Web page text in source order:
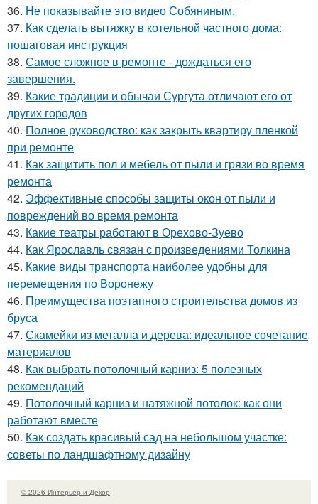
36. Не показывайте это видео Собяниным.
37. Как сделать вытяжку в котельной частного дома:
пошаговая инструкция
38. Самое сложное в ремонте - дождаться его
завершения.
39. Какие традиции и обычаи Сургута отличают его от
других городов
40. Полное руководство: как закрыть квартиру пленкой
при ремонте
41. Как защитить пол и мебель от пыли и грязи во время
ремонта
42. Эффективные способы защиты окон от пыли и
повреждений во время ремонта
43. Какие театры работают в Орехово-Зуево
44. Как Ярославль связан с произведениями Толкина
45. Какие виды транспорта наиболее удобны для
перемещения по Воронежу
46. Преимущества поэтапного строительства домов из
бруса
47. Скамейки из металла и дерева: идеальное сочетание
материалов
48. Как выбрать потолочный карниз: 5 полезных
рекомендаций
49. Потолочный карниз и натяжной потолок: как они
работают вместе
50. Как создать красивый сад на небольшом участке:
советы по ландшафтному дизайну
© 2026 Интерьер и Декор